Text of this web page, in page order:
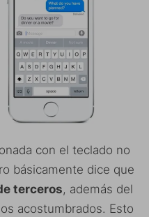
con el teclado no
básicamente dice que
terceros, además del
acostumbrados. Esto